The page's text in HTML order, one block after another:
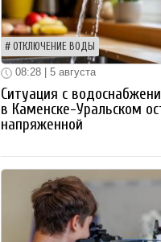
ОТКЛЮЧЕНИЕ ВОДЫ
08:28 | 5 августа
Ситуация с
в Каменске-Уральском
напряженной